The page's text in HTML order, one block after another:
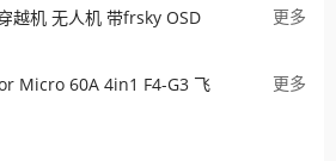
越机 无人机 带frsky OSD
更多
Micro 60A 4in1 F4-G3 飞
更多